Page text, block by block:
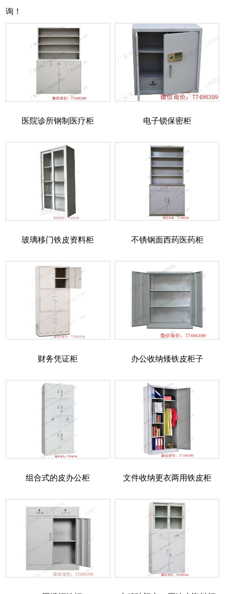
询！
医院诊所钢制医疗柜 电子锁保密柜
玻璃移门铁皮资料柜 不锈钢面西药医药柜
财务凭证柜 办公收纳矮铁皮柜子
组合式的皮办公柜 文件收纳更衣两用铁皮柜